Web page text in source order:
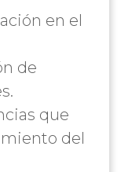
en el
de
que
del